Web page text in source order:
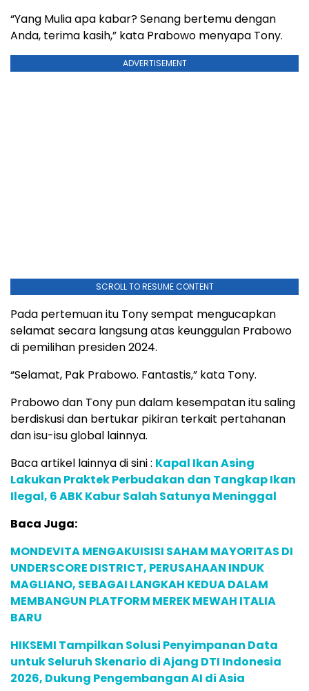
“Yang Mulia apa kabar? Senang bertemu dengan
Anda, terima kasih,” kata Prabowo menyapa Tony.
ADVERTISEMENT
SCROLL TO RESUME CONTENT
Pada pertemuan itu Tony sempat mengucapkan
selamat secara langsung atas keunggulan Prabowo
di pemilihan presiden 2024.
“Selamat, Pak Prabowo. Fantastis,” kata Tony.
Prabowo dan Tony pun dalam kesempatan itu saling
berdiskusi dan bertukar pikiran terkait pertahanan
dan isu-isu global lainnya.
Baca artikel lainnya di sini : Kapal Ikan Asing
Lakukan Praktek Perbudakan dan Tangkap Ikan
Ilegal, 6 ABK Kabur Salah Satunya Meninggal
Baca Juga:
MONDEVITA MENGAKUISISI SAHAM MAYORITAS DI
UNDERSCORE DISTRICT, PERUSAHAAN INDUK
MAGLIANO, SEBAGAI LANGKAH KEDUA DALAM
MEMBANGUN PLATFORM MEREK MEWAH ITALIA
BARU
HIKSEMI Tampilkan Solusi Penyimpanan Data
untuk Seluruh Skenario di Ajang DTI Indonesia
2026, Dukung Pengembangan AI di Asia